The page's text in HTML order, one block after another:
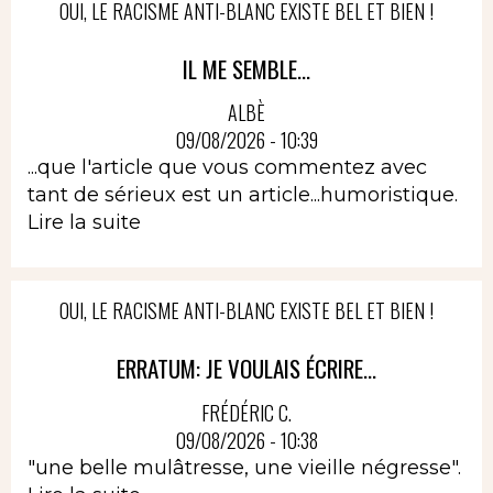
OUI, LE RACISME ANTI-BLANC EXISTE BEL ET BIEN !
IL ME SEMBLE...
ALBÈ
09/08/2026 - 10:39
...que l'article que vous commentez avec
tant de sérieux est un article...humoristique.
Lire la suite
OUI, LE RACISME ANTI-BLANC EXISTE BEL ET BIEN !
ERRATUM: JE VOULAIS ÉCRIRE...
FRÉDÉRIC C.
09/08/2026 - 10:38
"une belle mulâtresse, une vieille négresse".